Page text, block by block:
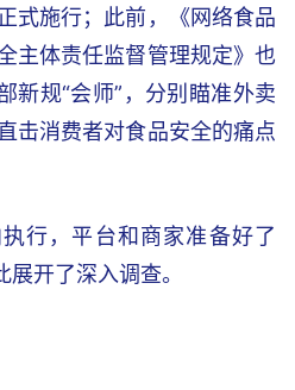
式施行；此前，《网络食品
主体责任监督管理规定》也
新规“会师”，分别瞄准外卖
击消费者对食品安全的痛点
行，平台和商家准备好了
展开了深入调查。